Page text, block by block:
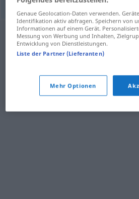
Genaue Geolocation-Daten verwenden.
Identifikation aktiv abfragen. Speichern von
Informationen auf einem Gerät.
Messung von Werbung und Inhalten,
Entwicklung von Dienstleistungen.
Liste der Partner (Lieferanten)
Mehr Optionen